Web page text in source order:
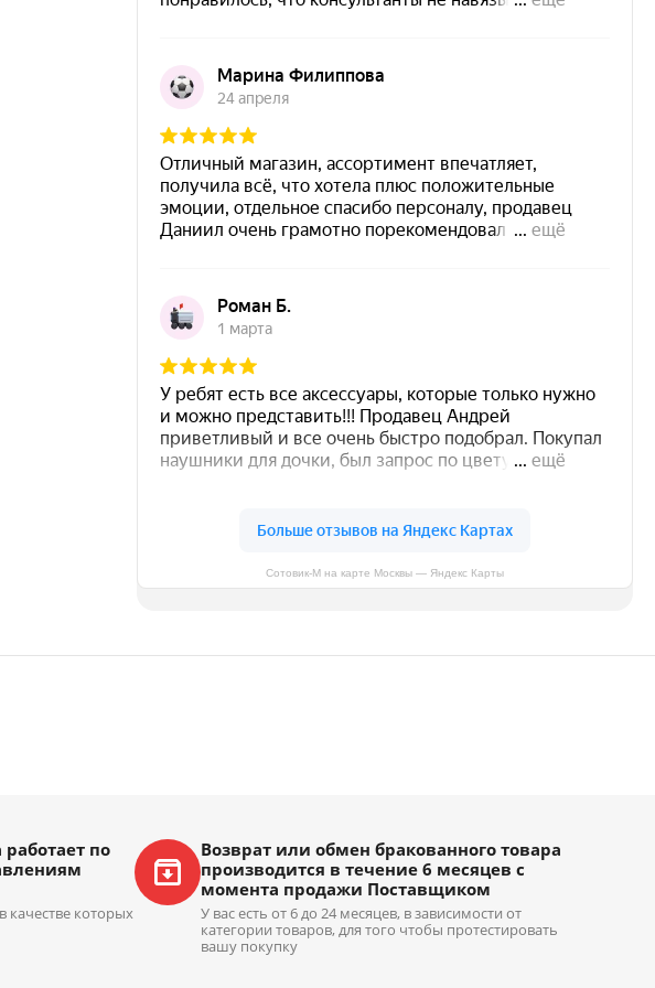
Сотовик-М на карте Москвы — Яндекс Карты
по
качестве которых
Возврат или обмен бракованного товара
производится в течение 6 месяцев с
момента продажи Поставщиком
У вас есть от 6 до 24 месяцев, в зависимости от
категории товаров, для того чтобы протестировать
вашу покупку